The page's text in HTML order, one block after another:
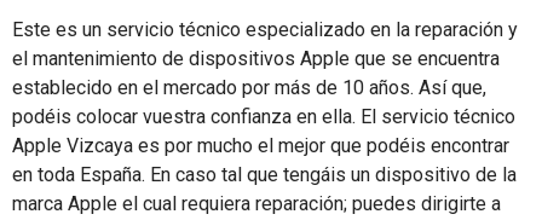
Este es un servicio técnico especializado en la reparación y
el mantenimiento de dispositivos Apple que se encuentra
establecido en el mercado por más de 10 años. Así que,
podéis colocar vuestra confianza en ella. El servicio técnico
Apple Vizcaya es por mucho el mejor que podéis encontrar
en toda España. En caso tal que tengáis un dispositivo de la
marca Apple el cual requiera reparación; puedes dirigirte a